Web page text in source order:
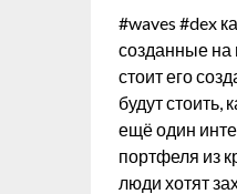
#waves #dex
созданные на
стоит его
будут
ещё один
портфеля из
люди хотят